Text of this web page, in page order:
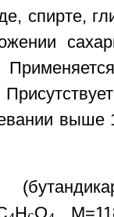
спирте,
выше
Н O